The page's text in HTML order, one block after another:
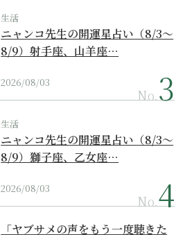
生活
ニャンコ先生の開運星占い（8/3～
8/9）射手座、山羊座…
2026/08/03
No.
生活
ニャンコ先生の開運星占い（8/3～
8/9）獅子座、乙女座…
2026/08/03
No.
「ヤブサメの声をもう一度聴きた